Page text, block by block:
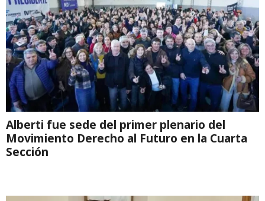
Alberti fue sede del primer plenario del
Movimiento Derecho al Futuro en la Cuarta
Sección